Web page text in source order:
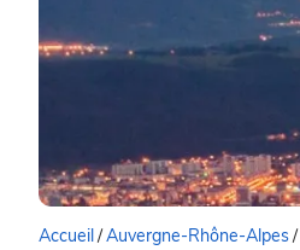
Accueil/Auvergne-Rhône-Alpes/